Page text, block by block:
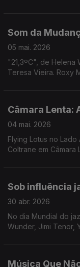
Som da
05 mai. 2026
"21,3ºC", de Helena
Teresa Vieira. Roxy
Câmara Lenta:
04 mai. 2026
Flying Lotus no
Coltrane em Câmara
Sob influência
30 abr. 2026
No dia Mundial do
Wunder, Jimi Tenor,
Música Que